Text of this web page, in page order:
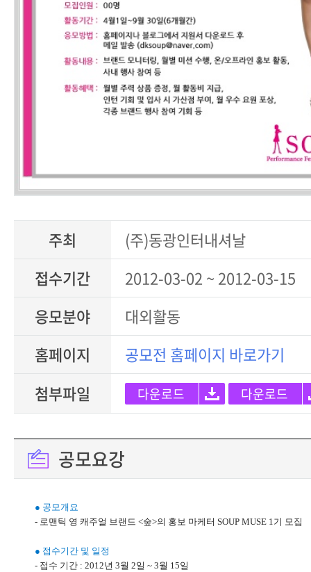
주최
(주)동광인터내셔날
접수기간
2012-03-02 ~ 2012-03-15
응모분야
대외활동
홈페이지
공모전 홈페이지 바로가기
첨부파일
다운로드 다운로드
공모요강
● 공모개요
- 로맨틱 영 캐주얼 브랜드 <숲>의 홍보 마케터 SOUP MUSE 1기 모집
● 접수기간 및 일정
- 접수 기간 : 2012년 3월 2일 ~ 3월 15일